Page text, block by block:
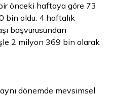
önceki haftaya göre 73
bin oldu. 4 haftalık
başvurusundan
2 milyon 369 bin olarak
dönemde mevsimsel